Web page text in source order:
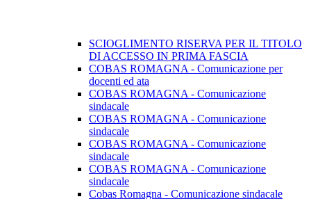
SCIOGLIMENTO RISERVA PER IL TITOLO
DI ACCESSO IN PRIMA FASCIA
COBAS ROMAGNA - Comunicazione per
docenti ed ata
COBAS ROMAGNA - Comunicazione
sindacale
COBAS ROMAGNA - Comunicazione
sindacale
COBAS ROMAGNA - Comunicazione
sindacale
COBAS ROMAGNA - Comunicazione
sindacale
Cobas Romagna - Comunicazione sindacale